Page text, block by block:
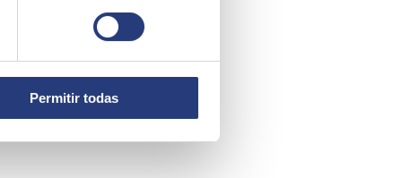
Permitir todas